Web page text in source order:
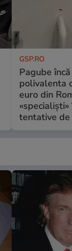
GSP.RO
Pagube
polivalenta
euro din
tentative de